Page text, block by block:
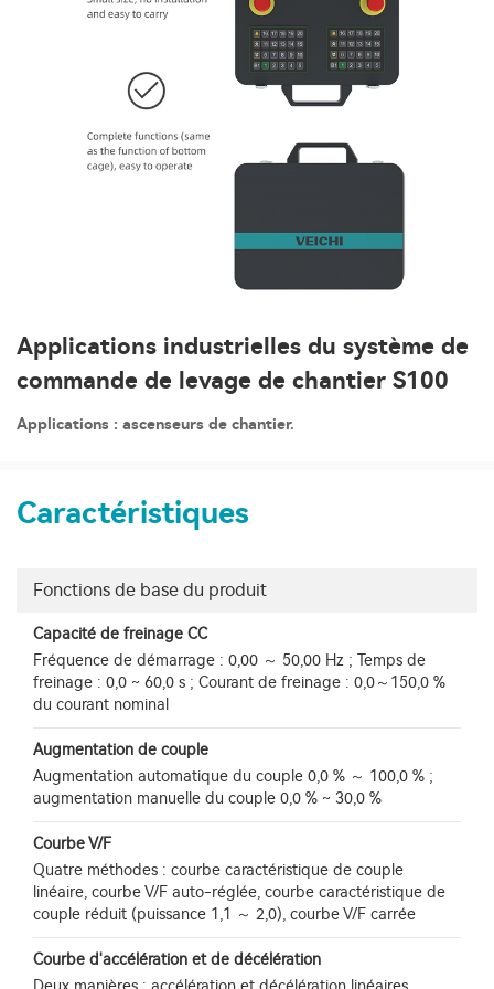
Applications industrielles du système de
commande de levage de chantier S100
Applications : ascenseurs de chantier.
Caractéristiques
Fonctions de base du produit
Capacité de freinage CC
Fréquence de démarrage : 0,00 ～ 50,00 Hz ; Temps de
freinage : 0,0 ~ 60,0 s ; Courant de freinage : 0,0～150,0 %
du courant nominal
Augmentation de couple
Augmentation automatique du couple 0,0 % ～ 100,0 % ;
augmentation manuelle du couple 0,0 % ~ 30,0 %
Courbe V/F
Quatre méthodes : courbe caractéristique de couple
linéaire, courbe V/F auto-réglée, courbe caractéristique de
couple réduit (puissance 1,1 ～ 2,0), courbe V/F carrée
Courbe d'accélération et de décélération